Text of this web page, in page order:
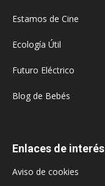
Estamos de Cine
Ecología Útil
Futuro Eléctrico
Blog de Bebés
Enlaces de interés
Aviso de cookies